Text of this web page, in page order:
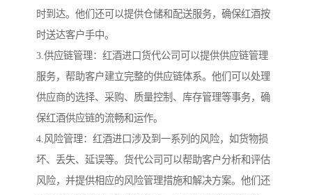
时到达。他们还可以提供仓储和配送服务，确保红酒按
时送达客户手中。
3.供应链管理：红酒进口货代公司可以提供供应链管理
服务，帮助客户建立完整的供应链体系。他们可以处理
供应商的选择、采购、质量控制、库存管理等事务，确
保红酒供应链的流畅和运作。
4.风险管理：红酒进口涉及到一系列的风险，如货物损
坏、丢失、延误等。货代公司可以帮助客户分析和评估
风险，并提供相应的风险管理措施和解决方案。他们还